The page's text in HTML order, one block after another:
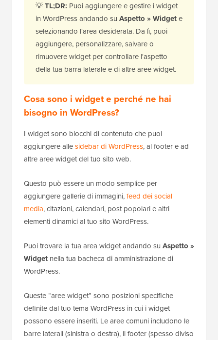
💡TL;DR: Puoi aggiungere e gestire i widget
in WordPress andando su Aspetto » Widgete
selezionando l'area desiderata. Da lì, puoi
aggiungere, personalizzare, salvare o
rimuovere widget per controllare l'aspetto
della tua barra laterale e di altre aree widget.
Cosa sono i widget e perché ne hai
bisogno in WordPress?
I widget sono blocchi di contenuto che puoi
aggiungere allesidebar di WordPress, al footer e ad
altre aree widget del tuo sito web.
Questo può essere un modo semplice per
aggiungere gallerie di immagini,feed dei social
media, citazioni, calendari, post popolari e altri
elementi dinamici al tuo sito WordPress.
Puoi trovare la tua area widget andando su Aspetto »
Widget nella tua bacheca di amministrazione di
WordPress.
Queste “aree widget” sono posizioni specifiche
definite dal tuo tema WordPress in cui i widget
possono essere inseriti. Le aree comuni includono le
barre laterali (sinistra o destra), il footer (spesso diviso